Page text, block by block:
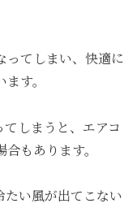
ってしまい、快適に
す。
しまうと、エアコ
もあります。
い風が出てこない